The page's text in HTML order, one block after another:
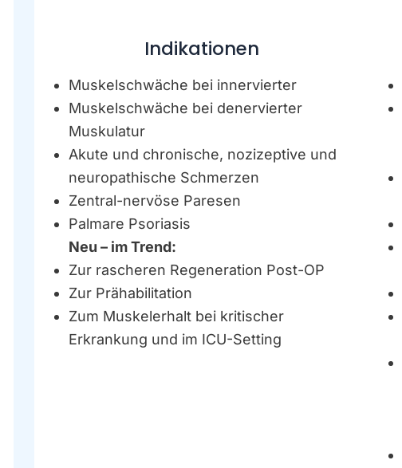
Indikationen
Muskelschwäche bei innervierter
Muskelschwäche bei denervierter
Muskulatur
Akute und chronische, nozizeptive und
neuropathische Schmerzen
Zentral-nervöse Paresen
Palmare Psoriasis
Neu – im Trend:
Zur rascheren Regeneration Post-OP
Zur Prähabilitation
Zum Muskelerhalt bei kritischer
Erkrankung und im ICU-Setting